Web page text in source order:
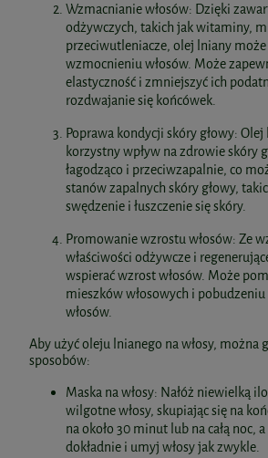
Wzmacnianie włosów: Dzięki
odżywczych, takich jak witaminy,
przeciwutleniacze, olej lniany
wzmocnieniu włosów. Może
elastyczność i zmniejszyć ich
rozdwajanie się końcówek.
Poprawa kondycji skóry głowy:
korzystny wpływ na zdrowie skóry
łagodząco i przeciwzapalnie, co
stanów zapalnych skóry głowy,
swędzenie i łuszczenie się skóry.
Promowanie wzrostu włosów: Ze
właściwości odżywcze i
wspierać wzrost włosów. Może
mieszków włosowych i
włosów.
Aby użyć oleju lnianego na włosy, można
sposobów:
Maska na włosy: Nałóż niewielką
wilgotne włosy, skupiając się na
na około 30 minut lub na całą noc,
dokładnie i umyj włosy jak zwykle.